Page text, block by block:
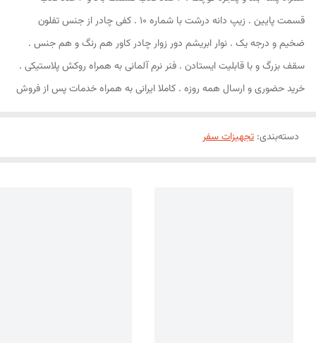
قسمت پایین . زیپ دانه درشت با شماره 10 . کفی چادر از جنس تفلون
ضخیم و درجه یک . نوار ابریشم دور زوار چادر کاور هم رنگ و هم جنس .
سقف بزرگ و با قابلیت ایستادن . فنر نرم آلمانی به همراه روکش پلاستیکی .
خرید حضوری و ارسال همه روزه . کاملا ایرانی به همراه خدمات پس از فروش
دسته‌بندی: تجهیزات سفر